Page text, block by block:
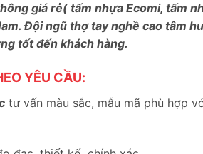
giá rẻ( tấm nhựa Ecomi, tấm
Đội ngũ thợ tay nghề cao tâm
tốt đến khách hàng.
YÊU CẦU:
tư vấn màu sắc, mẫu mã phù hợp